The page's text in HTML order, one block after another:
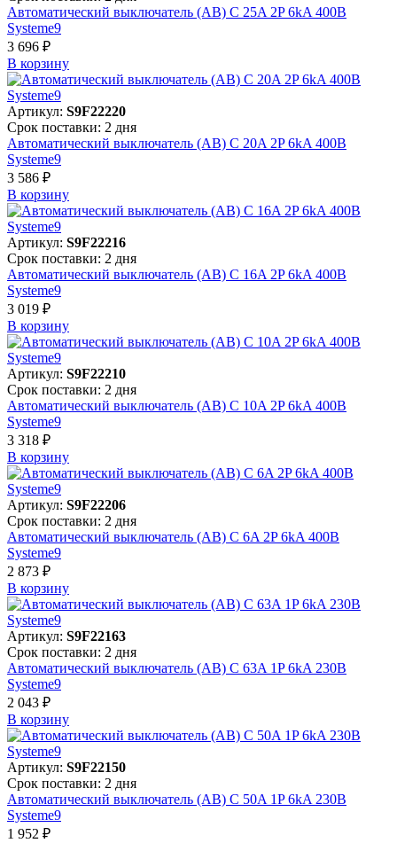
Автоматический выключатель (АВ) C 25A 2P 6kA 400В
Systeme9
3 696 ₽
В корзинy
Артикул: S9F22220
Срок поставки: 2 дня
Автоматический выключатель (АВ) C 20A 2P 6kA 400В
Systeme9
3 586 ₽
В корзинy
Артикул: S9F22216
Срок поставки: 2 дня
Автоматический выключатель (АВ) C 16A 2P 6kA 400В
Systeme9
3 019 ₽
В корзинy
Артикул: S9F22210
Срок поставки: 2 дня
Автоматический выключатель (АВ) C 10A 2P 6kA 400В
Systeme9
3 318 ₽
В корзинy
Артикул: S9F22206
Срок поставки: 2 дня
Автоматический выключатель (АВ) C 6A 2P 6kA 400В
Systeme9
2 873 ₽
В корзинy
Артикул: S9F22163
Срок поставки: 2 дня
Автоматический выключатель (АВ) C 63A 1P 6kA 230В
Systeme9
2 043 ₽
В корзинy
Артикул: S9F22150
Срок поставки: 2 дня
Автоматический выключатель (АВ) C 50A 1P 6kA 230В
Systeme9
1 952 ₽